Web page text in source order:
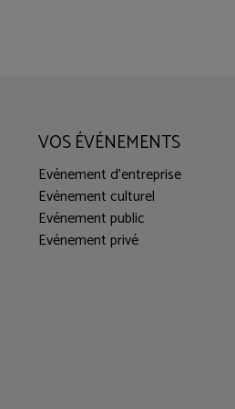
VOS ÉVÉNEMENTS
Evénement d'entreprise
Evénement culturel
Evénement public
Evénement privé